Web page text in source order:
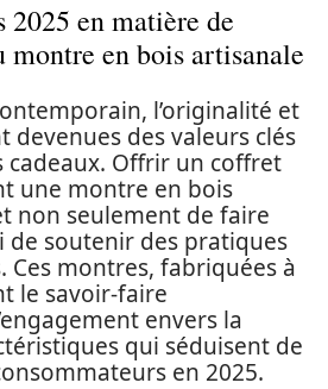
2025 en matière de
montre en bois artisanale
l’originalité et
devenues des valeurs clés
cadeaux. Offrir un coffret
une montre en bois
non seulement de faire
de soutenir des pratiques
Ces montres, fabriquées à
le savoir-faire
envers la
qui séduisent de
en 2025.